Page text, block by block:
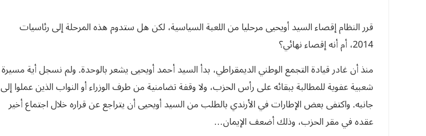
قرر النظام إقصاء السيد أويحيى مرحليا من اللعبة السياسية، لكن هل ستدوم هذه المرحلة إلى رئاسيات
2014، أم أنه إقصاء نهائي؟
منذ أن غادر قيادة التجمع الوطني الديمقراطي، بدأ السيد أحمد أويحيى يشعر بالوحدة. ولم نسجل أية مسيرة
شعبية عفوية للمطالبة ببقائه على رأس الحزب، ولا وقفة تضامنية من طرف الوزراء أو النواب الذين عملوا إلى
جانبه. واكتفى بعض الإطارات في الأرندي بالطلب من السيد أويحيى أن يتراجع عن قراره خلال اجتماع أخير
عقده في مقر الحزب، وذلك أضعف الإيمان…